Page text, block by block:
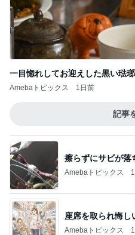
一目惚れしてお迎えした黒い琺瑯
Amebaトピックス 1日前
記事
擦らずにサビが落
Amebaトピックス
座席を取られ悔し
Amebaトピックス